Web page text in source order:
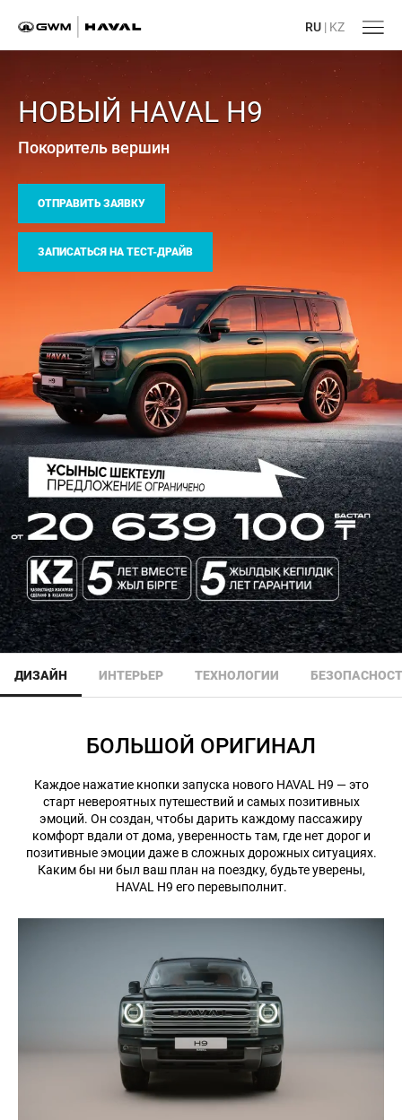
RU | KZ
НОВЫЙ HAVAL H9
Покоритель вершин
ОТПРАВИТЬ ЗАЯВКУ
ЗАПИСАТЬСЯ НА ТЕСТ-ДРАЙВ
ДИЗАЙН ИНТЕРЬЕР ТЕХНОЛОГИИ
БОЛЬШОЙ ОРИГИНАЛ
Каждое нажатие кнопки запуска нового HAVAL H9 — это
старт невероятных путешествий и самых позитивных
эмоций. Он создан, чтобы дарить каждому пассажиру
комфорт вдали от дома, уверенность там, где нет дорог и
позитивные эмоции даже в сложных дорожных ситуациях.
Каким бы ни был ваш план на поездку, будьте уверены,
HAVAL H9 его перевыполнит.